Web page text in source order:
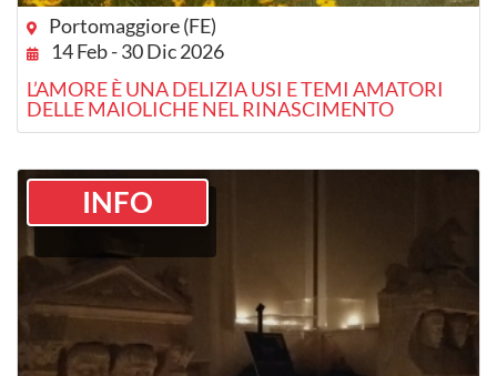
Portomaggiore (FE)
14 Feb - 30 Dic 2026
L’AMORE È UNA DELIZIA USI E TEMI AMATORI
DELLE MAIOLICHE NEL RINASCIMENTO
INFO